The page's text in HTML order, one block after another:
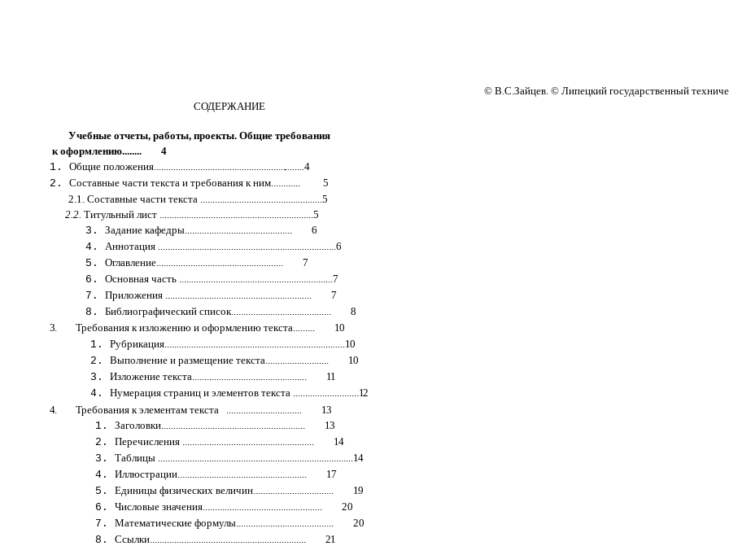
© В.С.Зайцев. © Липецкий государственный
СОДЕРЖАНИЕ
Учебные отчеты, работы, проекты. Общие требования
к оформлению........ 4
Общие положения...............................................................4
Составные части текста и требования к ним............
5
2.1. Составные части текста ..................................................5
2.2. Титульный лист ...............................................................5
Задание кафедры............................................ 6
Аннотация .........................................................................6
Оглавление.................................................... 7
Основная часть ...............................................................7
Приложения ............................................................ 7
Библиографический список......................................... 8
3.Требования к изложению и оформлению текста......... 10
Рубрикация..........................................................................10
Выполнение и размещение текста.......................... 10
Изложение текста............................................... 11
Нумерация страниц и элементов текста ...........................12
4.Требования к элементам текста ............................... 13
Заголовки........................................................... 13
Перечисления ...................................................... 14
Таблицы ................................................................................14
Иллюстрации..................................................... 17
Единицы физических величин................................. 19
Числовые значения................................................. 20
Математические формулы........................................ 20
Ссылки................................................................ 21